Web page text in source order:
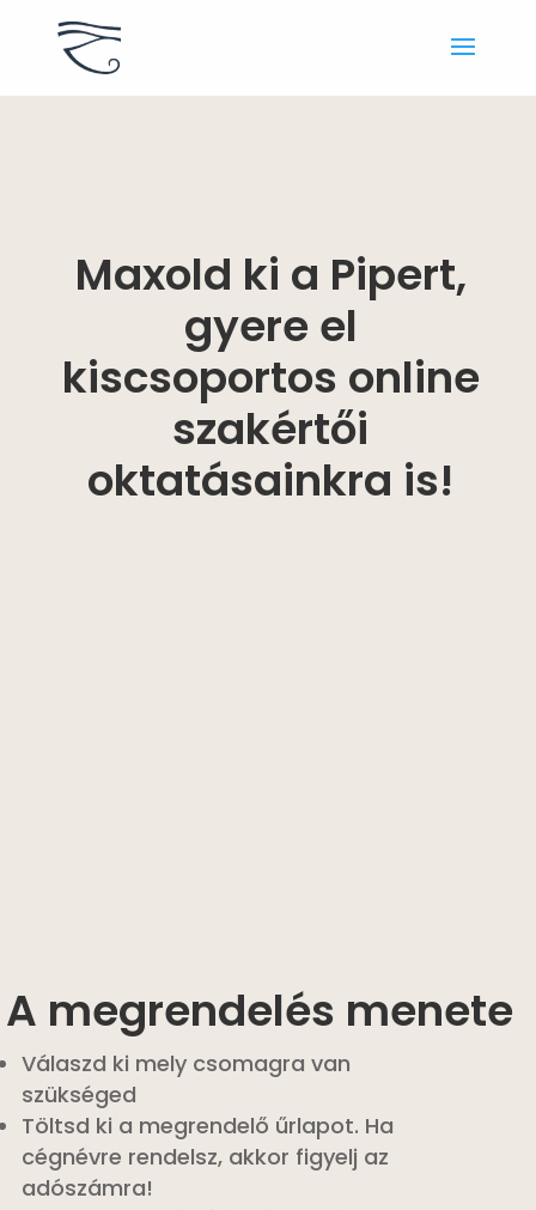
Maxold ki a Pipert,
gyere el
kiscsoportos online
szakértői
oktatásainkra is!
A megrendelés menete
Válaszd ki mely csomagra van
szükséged
Töltsd ki a megrendelő űrlapot. Ha
cégnévre rendelsz, akkor figyelj az
adószámra!